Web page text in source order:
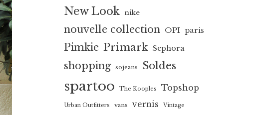
New Look nike
nouvelle collection OPI paris
Pimkie Primark Sephora
shopping sojeans Soldes
spartoo The Kooples Topshop
Urban Outfitters vans vernis Vintage